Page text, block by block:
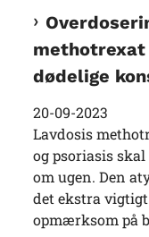
methotrexat
dødelige
20-09-2023
Lavdosis
og psoriasis
om ugen. Den
det ekstra
opmærksom på